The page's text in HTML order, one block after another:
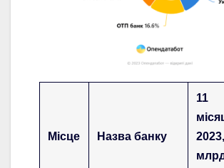
Місце Назва банку
11
2023,